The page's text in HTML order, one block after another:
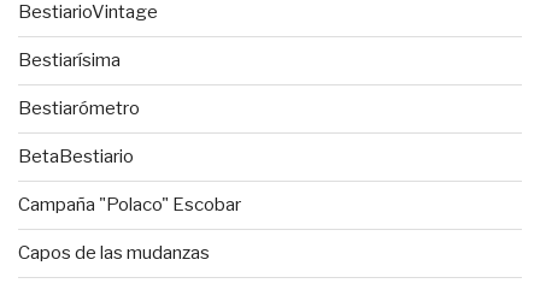
BestiarioVintage
Bestiarísima
Bestiarómetro
BetaBestiario
Campaña "Polaco" Escobar
Capos de las mudanzas